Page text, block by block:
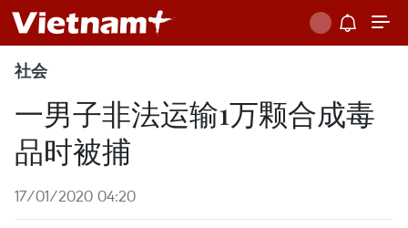
社会
一男子非法运输1万颗合成毒
品时被捕
17/01/2020 04:20